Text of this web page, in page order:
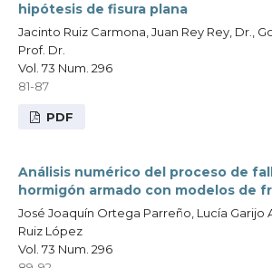
hipótesis de fisura plana
Jacinto Ruiz Carmona, Juan Rey Rey, Dr.,
Prof. Dr.
Vol. 73 Num. 296
81-87
PDF
Análisis numérico del proceso de
hormigón armado con modelos de
José Joaquín Ortega Parreño, Lucía Garijo
Ruiz López
Vol. 73 Num. 296